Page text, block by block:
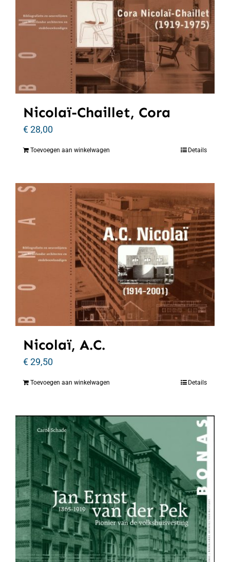
Nicolaï-Chaillet, Cora
€28,00
Toevoegen aan winkelwagen Details
Nicolaï, A.C.
€29,50
Toevoegen aan winkelwagen Details